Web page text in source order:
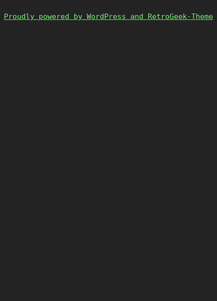
Proudly powered by WordPress and RetroGeek-Theme